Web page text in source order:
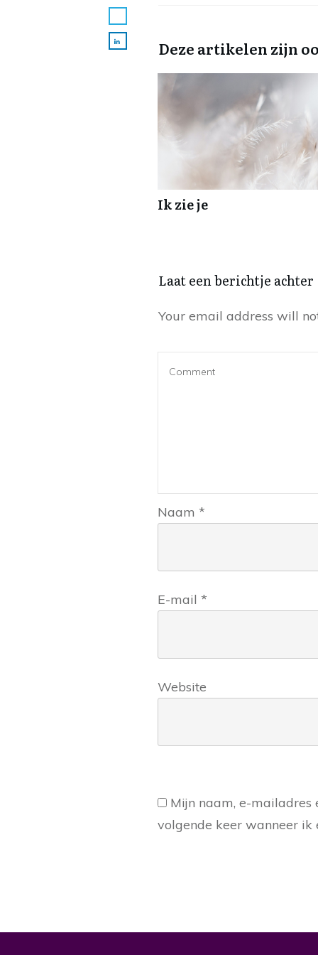
Deze artikelen zijn
Ik zie je
Laat een berichtje achter
Your email address will
Naam *
E-mail *
Website
Mijn naam, e-mailadres
volgende keer wanneer ik